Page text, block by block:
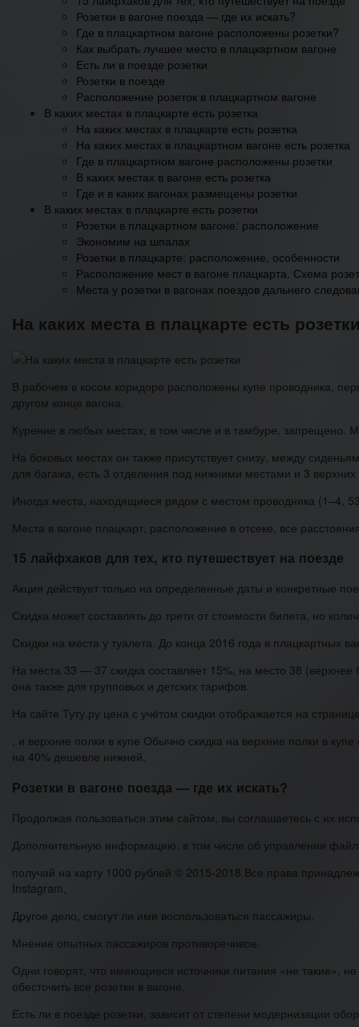
Розетки в вагоне поезда — где их искать?
Где в плацкартном вагоне расположены розетки?
Как выбрать лучшее место в плацкартном вагоне
Есть ли в поезде розетки
Розетки в поезде
Расположение розеток в плацкартном вагоне
В каких местах в плацкарте есть розетка
На каких местах в плацкарте есть розетка
На каких местах в плацкартном вагоне есть розетка
Где в плацкартном вагоне расположены розетки
В каких местах в вагоне есть розетка
Где и в каких вагонах размещены розетки
В каких местах в плацкарте есть розетки
Розетки в плацкартном вагоне: расположение
Экономим на шпалах
Розетки в плацкарте: расположение, особенности
Расположение мест в вагоне плацкарта. Схема
Места у розетки в вагонах поездов дальнего
На каких места в плацкарте есть
В рабочем в косом коридоре расположены купе проводника,
другом конце вагона.
Курение в любых местах, в том числе и в тамбуре, запрещено.
На боковых местах он также присутствует снизу, между
для багажа, есть 3 отделения под нижними местами и 3
Иногда места, находящиеся рядом с местом проводника (1–4,
Места в вагоне плацкарт, расположение в отсеке, все
15 лайфхаков для тех, кто путешествует на поезде
Акция действует только на определенные даты и конкретные
Скидка может составлять до трети от стоимости билета, но
Скидки на места у туалета. До конца 2016 года в плацкартных
На места 33 — 37 скидка составляет 15%, на место 38
она также для групповых и детских тарифов.
На сайте Туту.ру цена с учётом скидки отображается на
. и верхние полки в купе Обычно скидка на верхние полки в
на 40% дешевле нижней.
Розетки в вагоне поезда — где их искать?
Продолжая пользоваться этим сайтом, вы соглашаетесь с их
Дополнительную информацию, в том числе об управлении
получай на карту 1000 рублей © 2015-2018 Все права
Instagram,
Другое дело, смогут ли ими воспользоваться пассажиры.
Мнение опытных пассажиров противоречивое.
Одни говорят, что имеющиеся источники питания «не такие»,
обесточить все розетки в вагоне.
Есть ли в поезде розетки, зависит от степени модернизации